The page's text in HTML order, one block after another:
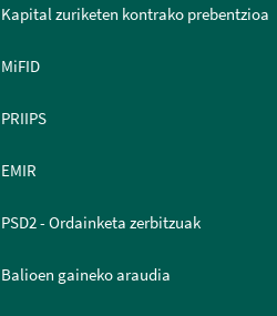
Kapital zuriketen kontrako prebentzioa
MiFID
PRIIPS
EMIR
PSD2 - Ordainketa zerbitzuak
Balioen gaineko araudia